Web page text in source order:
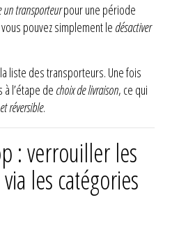
un transporteurpour une période
pouvez simplement le désactiver
liste des transporteurs. Une fois
à l’étape de choix de livraison, ce qui
réversible.
: verrouiller les
les catégories